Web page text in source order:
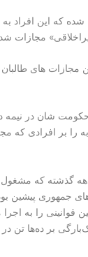
شده که این افراد
مجازات
مجازات های طالبان
را بر افرادی که
دهه گذشته که
جمهوری پیشین
را به اجرا
بر ده‌ها تن